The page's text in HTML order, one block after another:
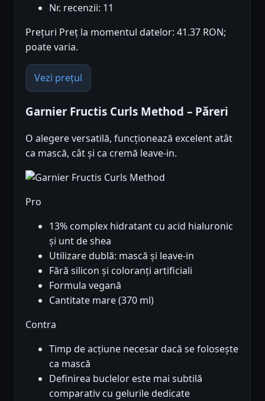
Nr. recenzii: 11
Prețuri Preț la momentul datelor: 41.37 RON;
poate varia.
Vezi prețul
Garnier Fructis Curls Method – Păreri
O alegere versatilă, funcționează excelent atât
ca mască, cât și ca cremă leave-in.
Pro
13% complex hidratant cu acid hialuronic
și unt de shea
Utilizare dublă: mască și leave-in
Fără silicon și coloranți artificiali
Formula vegană
Cantitate mare (370 ml)
Contra
Timp de acțiune necesar dacă se folosește
ca mască
Definirea buclelor este mai subtilă
comparativ cu gelurile dedicate